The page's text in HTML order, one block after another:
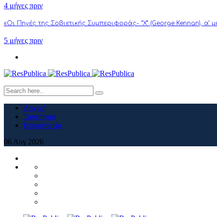
4 μήνες πριν
«Οι Πηγές της Σοβιετικής Συμπεριφοράς- “Χ” (George Kennan), α’
5 μήνες πριν
Αρχική
Ταυτότητα
Επικοινωνία
06Αυγ 2026